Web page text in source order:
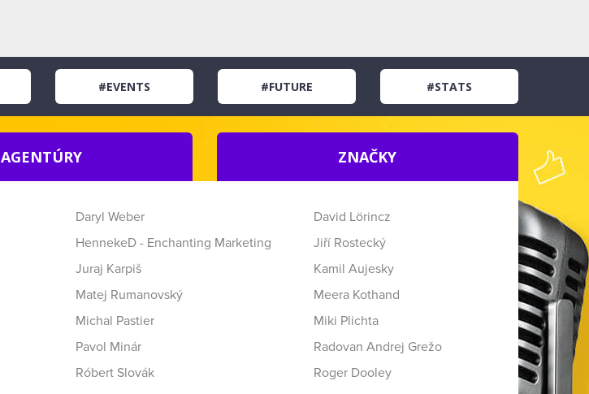
#EVENTS #FUTURE #STATS
AGENTÚRY ZNAČKY
Daryl Weber
David Lörincz
HennekeD - Enchanting Marketing
Jiří Rostecký
Juraj Karpiš
Kamil Aujesky
Matej Rumanovský
Meera Kothand
Michal Pastier
Miki Plichta
Pavol Minár
Radovan Andrej Grežo
Róbert Slovák Roger Dooley